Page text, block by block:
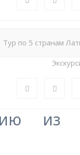
Тур по 5 странам
из